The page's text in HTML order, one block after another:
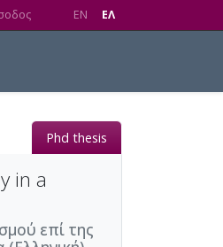
EN EΛ
Phd thesis
in a
επί της